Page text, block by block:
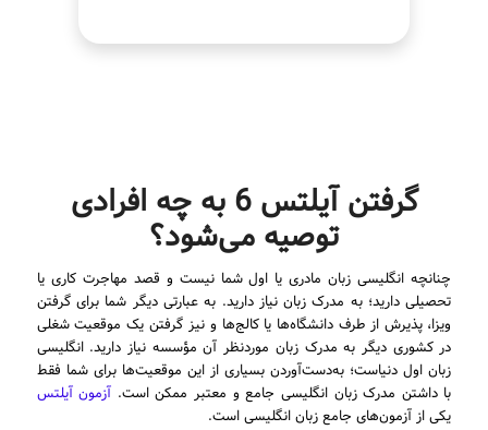
گرفتن آیلتس 6 به چه افرادی
توصیه می‌شود؟
چنانچه انگلیسی زبان مادری یا اول شما نیست و قصد مهاجرت کاری یا
تحصیلی دارید؛ به مدرک زبان نیاز دارید. به عبارتی دیگر شما برای گرفتن
ویزا، پذیرش از طرف دانشگاه‌ها یا کالج‌ها و نیز گرفتن یک موقعیت شغلی
در کشوری دیگر به مدرک زبان موردنظر آن مؤسسه نیاز دارید. انگلیسی
زبان اول دنیاست؛ به‌دست‌آوردن بسیاری از این موقعیت‌ها برای شما فقط
با داشتن مدرک زبان انگلیسی جامع و معتبر ممکن است. آزمون آیلتس
یکی از آزمون‌های جامع زبان انگلیسی است.